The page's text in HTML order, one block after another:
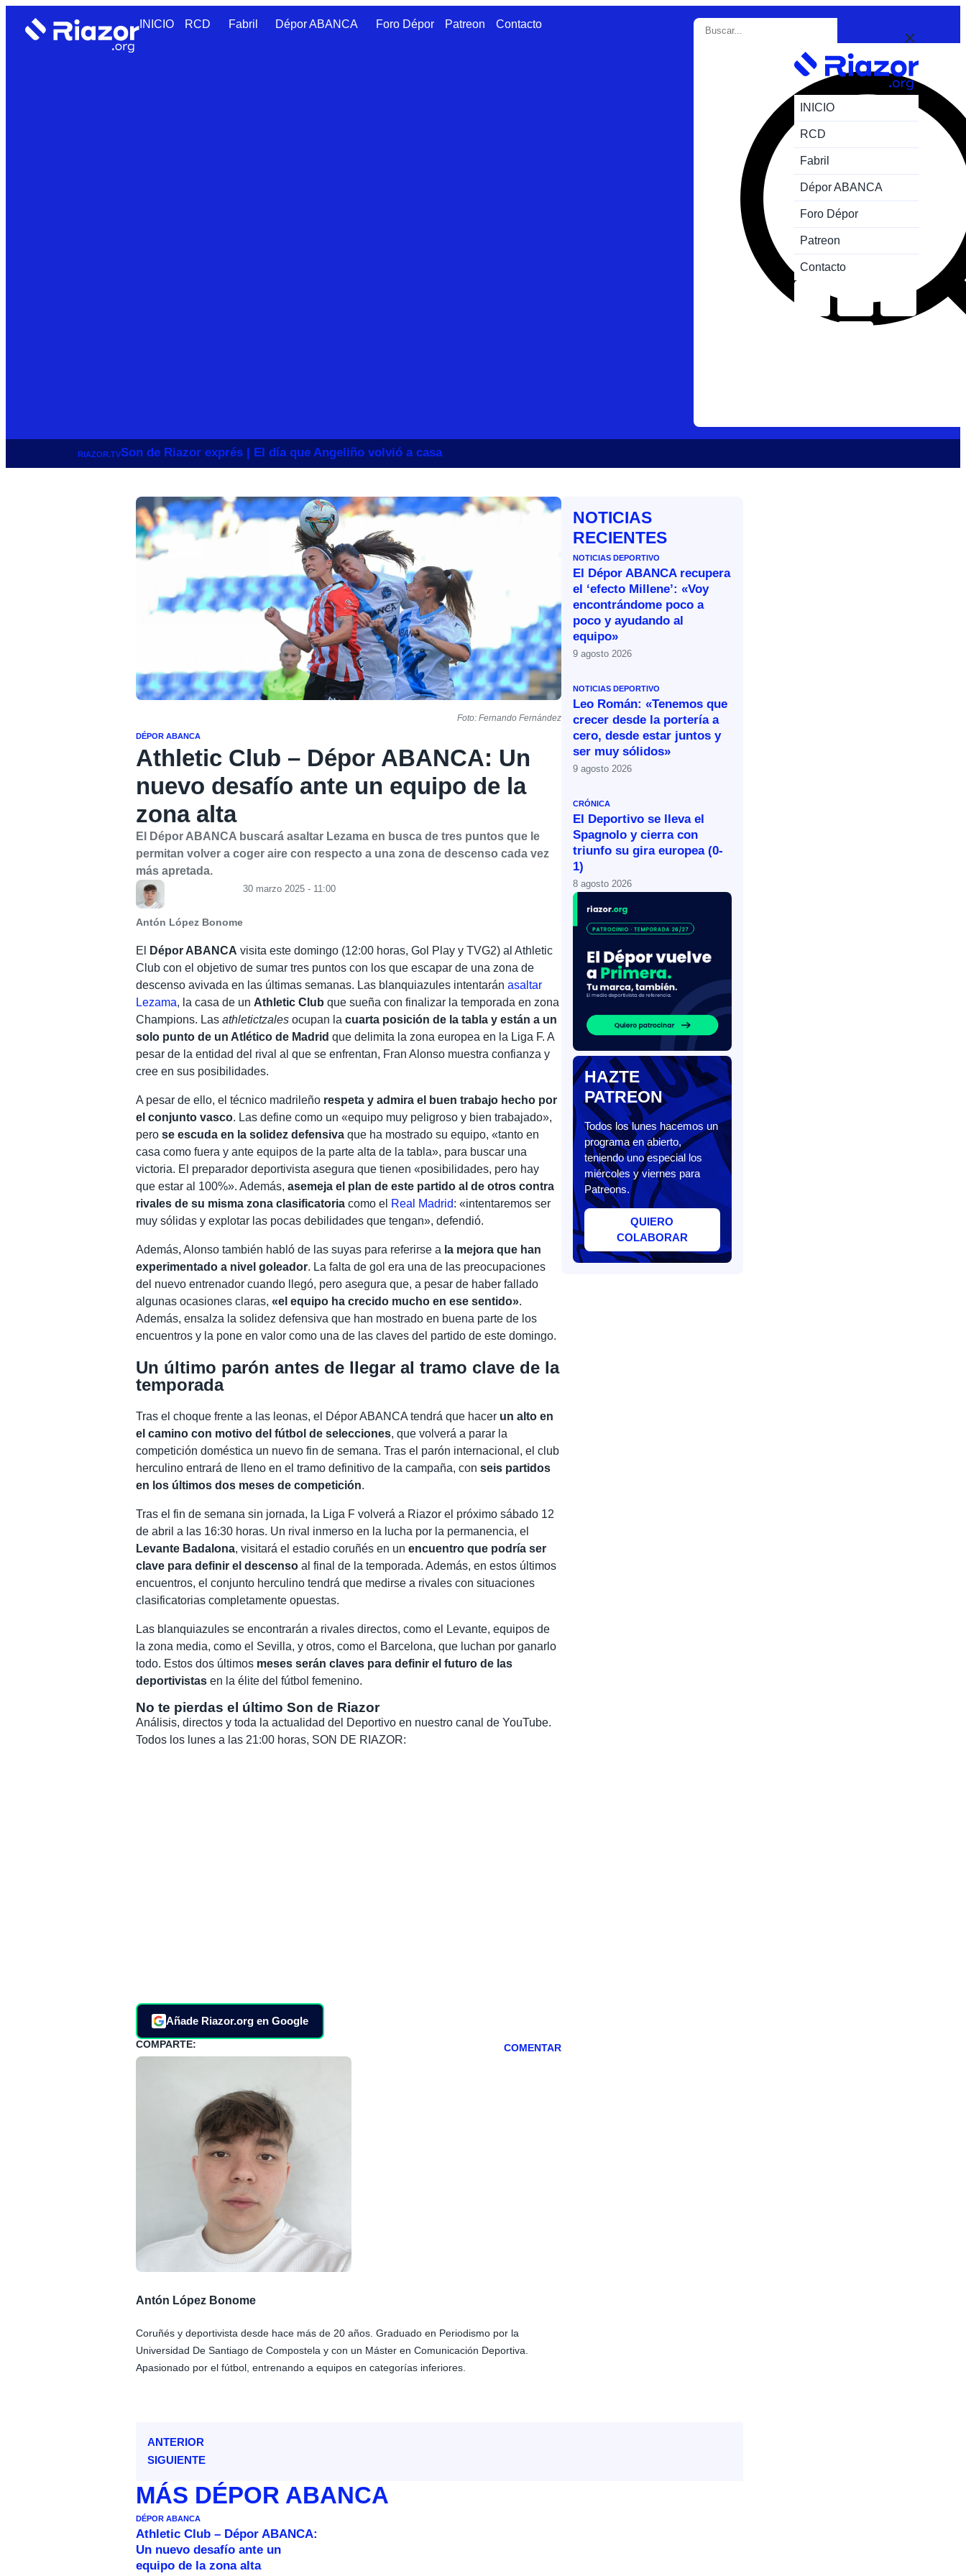
INICIO RCD Fabril Dépor ABANCA Foro Dépor Patreon Contacto
INICIO
RCD
Fabril
Dépor ABANCA
Foro Dépor
Patreon
Contacto
RIAZOR.TVSon de Riazor exprés | El día que Angeliño volvió a casa
Foto: Fernando Fernández
DÉPOR ABANCA
Athletic Club – Dépor ABANCA: Un
nuevo desafío ante un equipo de la
zona alta
El Dépor ABANCA buscará asaltar Lezama en busca de tres puntos que le
permitan volver a coger aire con respecto a una zona de descenso cada vez
más apretada.
Antón López Bonome
30 marzo 2025 - 11:00
El Dépor ABANCA visita este domingo (12:00 horas, Gol Play y TVG2) al Athletic
Club con el objetivo de sumar tres puntos con los que escapar de una zona de
descenso avivada en las últimas semanas. Las blanquiazules intentaránasaltar
Lezama, la casa de un Athletic Club que sueña con finalizar la temporada en zona
Champions. Lasathletictzalesocupan lacuarta posición de la tabla y están a un
solo punto de un Atlético de Madrid que delimita la zona europea en la Liga F. A
pesar de la entidad del rival al que se enfrentan, Fran Alonso muestra confianza y
cree en sus posibilidades.
A pesar de ello, el técnico madrileño respeta y admira el buen trabajo hecho por
el conjunto vasco. Las define como un «equipo muy peligroso y bien trabajado»,
perose escuda en la solidez defensiva que ha mostrado su equipo, «tanto en
casa como fuera y ante equipos de la parte alta de la tabla», para buscar una
victoria. El preparador deportivista asegura que tienen «posibilidades, pero hay
que estar al 100%». Además,asemeja el plan de este partido al de otros contra
rivales de su misma zona clasificatoria como el Real Madrid: «intentaremos ser
muy sólidas y explotar las pocas debilidades que tengan», defendió.
Además, Alonso también habló de las suyas para referirse a la mejora que han
experimentado a nivel goleador. La falta de gol era una de las preocupaciones
del nuevo entrenador cuando llegó, pero asegura que, a pesar de haber fallado
algunas ocasiones claras,«el equipo ha crecido mucho en ese sentido».
Además, ensalza la solidez defensiva que han mostrado en buena parte de los
encuentros y la pone en valor como una de las claves del partido de este domingo.
Un último parón antes de llegar al tramo clave de la
temporada
Tras el choque frente a las leonas, el Dépor ABANCA tendrá que hacer un alto en
el camino con motivo del fútbol de selecciones, que volverá a parar la
competición doméstica un nuevo fin de semana. Tras el parón internacional, el club
herculino entrará de lleno en el tramo definitivo de la campaña, conseis partidos
en los últimos dos meses de competición.
Tras el fin de semana sin jornada, la Liga F volverá a Riazor el próximo sábado 12
de abril a las 16:30 horas. Un rival inmerso en la lucha por la permanencia, el
Levante Badalona, visitará el estadio coruñés en unencuentro que podría ser
clave para definir el descenso al final de la temporada. Además, en estos últimos
encuentros, el conjunto herculino tendrá que medirse a rivales con situaciones
clasificatorias completamente opuestas.
Las blanquiazules se encontrarán a rivales directos, como el Levante, equipos de
la zona media, como el Sevilla, y otros, como el Barcelona, que luchan por ganarlo
todo. Estos dos últimos meses serán claves para definir el futuro de las
deportivistas en la élite del fútbol femenino.
No te pierdas el último Son de Riazor
Análisis, directos y toda la actualidad del Deportivo en nuestro canal de YouTube.
Todos los lunes a las 21:00 horas, SON DE RIAZOR:
Añade Riazor.org en Google
COMPARTE: COMENTAR
Antón López Bonome
Coruñés y deportivista desde hace más de 20 años. Graduado en Periodismo por la
Universidad De Santiago de Compostela y con un Máster en Comunicación Deportiva.
Apasionado por el fútbol, entrenando a equipos en categorías inferiores.
NOTICIAS
RECIENTES
NOTICIAS DEPORTIVO
El Dépor ABANCA recupera
el ‘efecto Millene’: «Voy
encontrándome poco a
poco y ayudando al
equipo»
9 agosto 2026
NOTICIAS DEPORTIVO
Leo Román: «Tenemos que
crecer desde la portería a
cero, desde estar juntos y
ser muy sólidos»
9 agosto 2026
CRÓNICA
El Deportivo se lleva el
Spagnolo y cierra con
triunfo su gira europea (0-
1)
8 agosto 2026
HAZTE
PATREON
Todos los lunes hacemos un
programa en abierto,
teniendo uno especial los
miércoles y viernes para
Patreons.
QUIERO
COLABORAR
ANTERIOR
SIGUIENTE
MÁS DÉPOR ABANCA
DÉPOR ABANCA
Athletic Club – Dépor ABANCA:
Un nuevo desafío ante un
equipo de la zona alta